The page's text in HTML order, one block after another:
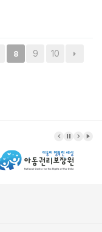
8 9 10